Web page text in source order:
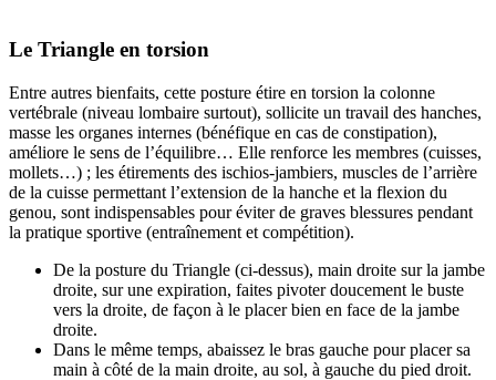
Le Triangle en torsion
Entre autres bienfaits, cette posture étire en torsion la colonne
vertébrale (niveau lombaire surtout), sollicite un travail des hanches,
masse les organes internes (bénéfique en cas de constipation),
améliore le sens de l’équilibre… Elle renforce les membres (cuisses,
mollets…) ; les étirements des ischios-jambiers, muscles de l’arrière
de la cuisse permettant l’extension de la hanche et la flexion du
genou, sont indispensables pour éviter de graves blessures pendant
la pratique sportive (entraînement et compétition).
De la posture du Triangle (ci-dessus), main droite sur la jambe
droite, sur une expiration, faites pivoter doucement le buste
vers la droite, de façon à le placer bien en face de la jambe
droite.
Dans le même temps, abaissez le bras gauche pour placer sa
main à côté de la main droite, au sol, à gauche du pied droit.